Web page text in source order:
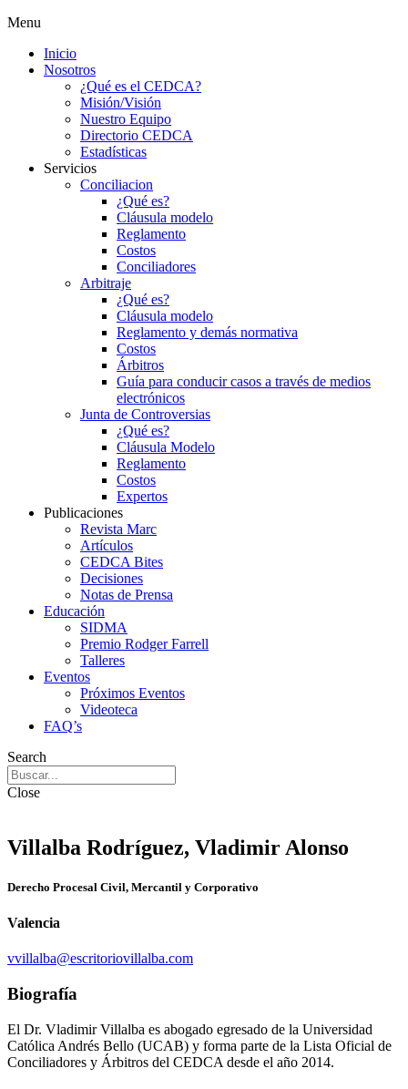
Menu
Inicio
Nosotros
¿Qué es el CEDCA?
Misión/Visión
Nuestro Equipo
Directorio CEDCA
Estadísticas
Servicios
Conciliacion
¿Qué es?
Cláusula modelo
Reglamento
Costos
Conciliadores
Arbitraje
¿Qué es?
Cláusula modelo
Reglamento y demás normativa
Costos
Árbitros
Guía para conducir casos a través de medios
electrónicos
Junta de Controversias
¿Qué es?
Cláusula Modelo
Reglamento
Costos
Expertos
Publicaciones
Revista Marc
Artículos
CEDCA Bites
Decisiones
Notas de Prensa
Educación
SIDMA
Premio Rodger Farrell
Talleres
Eventos
Próximos Eventos
Videoteca
FAQ’s
Search
Close
Villalba Rodríguez, Vladimir Alonso
Derecho Procesal Civil, Mercantil y Corporativo
Valencia
vvillalba@escritoriovillalba.com
Biografía
El Dr. Vladimir Villalba es abogado egresado de la Universidad
Católica Andrés Bello (UCAB) y forma parte de la Lista Oficial de
Conciliadores y Árbitros del CEDCA desde el año 2014.